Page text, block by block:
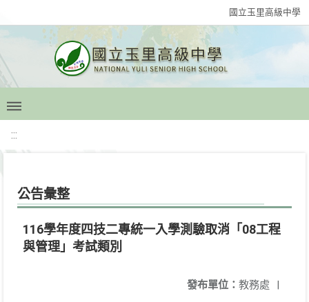
國立玉里高級中學
:::
公告彙整
116學年度四技二專統一入學測驗取消「08工程
與管理」考試類別
發布單位： 教務處 |